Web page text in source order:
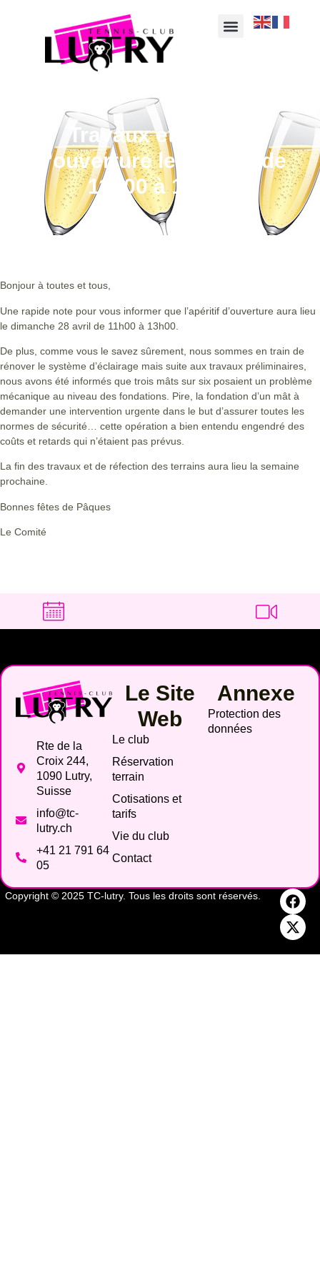
Travaux et apéritif
d’ouverture le 28 avril de
11h00 à 13h00
Bonjour à toutes et tous,
Une rapide note pour vous informer que l’apéritif d’ouverture aura lieu
le dimanche 28 avril de 11h00 à 13h00.
De plus, comme vous le savez sûrement, nous sommes en train de
rénover le système d’éclairage mais suite aux travaux préliminaires,
nous avons été informés que trois mâts sur six posaient un problème
mécanique au niveau des fondations. Pire, la fondation d’un mât à
demander une intervention urgente dans le but d’assurer toutes les
normes de sécurité… cette opération a bien entendu engendré des
coûts et retards qui n’étaient pas prévus.
La fin des travaux et de réfection des terrains aura lieu la semaine
prochaine.
Bonnes fêtes de Pâques
Le Comité
Rte de la
Croix 244,
1090 Lutry,
Suisse
info@tc-
lutry.ch
+41 21 791 64
05
Le Site
Web
Le club
Réservation
terrain
Cotisations et
tarifs
Vie du club
Contact
Annexe
Protection des
données
Copyright © 2025 TC-lutry. Tous les droits sont réservés.